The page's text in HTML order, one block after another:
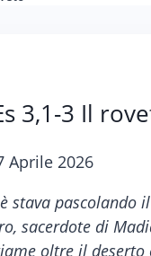
3,1-3 Il
Aprile 2026
stava pascolando
sacerdote di
oltre il